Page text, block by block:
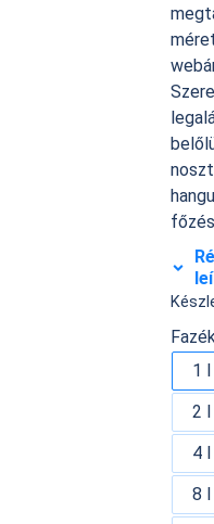
1 l
2 l
4 l
8 l